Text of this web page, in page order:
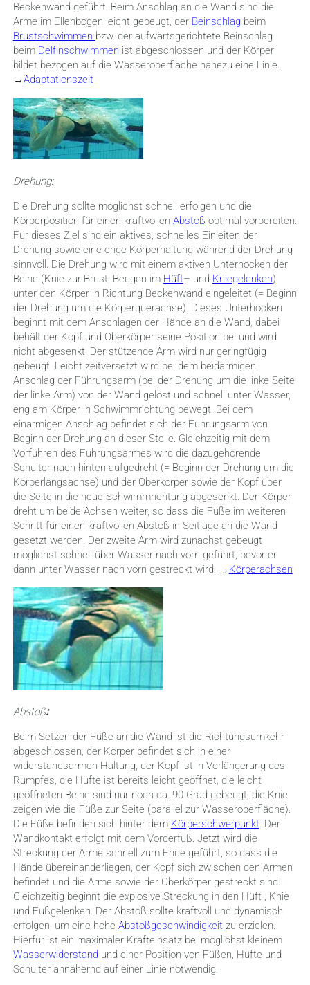
Beckenwand geführt. Beim Anschlag an die Wand sind die
Arme im Ellenbogen leicht gebeugt, der Beinschlag beim
Brustschwimmen bzw. der aufwärtsgerichtete Beinschlag
beim Delfinschwimmen ist abgeschlossen und der Körper
bildet bezogen auf die Wasseroberfläche nahezu eine Linie.
→Adaptationszeit
Drehung:
Die Drehung sollte möglichst schnell erfolgen und die
Körperposition für einen kraftvollen Abstoß optimal vorbereiten.
Für dieses Ziel sind ein aktives, schnelles Einleiten der
Drehung sowie eine enge Körperhaltung während der Drehung
sinnvoll. Die Drehung wird mit einem aktiven Unterhocken der
Beine (Knie zur Brust, Beugen im Hüft– und Kniegelenken)
unter den Körper in Richtung Beckenwand eingeleitet (= Beginn
der Drehung um die Körperquerachse). Dieses Unterhocken
beginnt mit dem Anschlagen der Hände an die Wand, dabei
behält der Kopf und Oberkörper seine Position bei und wird
nicht abgesenkt. Der stützende Arm wird nur geringfügig
gebeugt. Leicht zeitversetzt wird bei dem beidarmigen
Anschlag der Führungsarm (bei der Drehung um die linke Seite
der linke Arm) von der Wand gelöst und schnell unter Wasser,
eng am Körper in Schwimmrichtung bewegt. Bei dem
einarmigen Anschlag befindet sich der Führungsarm von
Beginn der Drehung an dieser Stelle. Gleichzeitig mit dem
Vorführen des Führungsarmes wird die dazugehörende
Schulter nach hinten aufgedreht (= Beginn der Drehung um die
Körperlängsachse) und der Oberkörper sowie der Kopf über
die Seite in die neue Schwimmrichtung abgesenkt. Der Körper
dreht um beide Achsen weiter, so dass die Füße im weiteren
Schritt für einen kraftvollen Abstoß in Seitlage an die Wand
gesetzt werden. Der zweite Arm wird zunächst gebeugt
möglichst schnell über Wasser nach vorn geführt, bevor er
dann unter Wasser nach vorn gestreckt wird. → Körperachsen
Abstoß:
Beim Setzen der Füße an die Wand ist die Richtungsumkehr
abgeschlossen, der Körper befindet sich in einer
widerstandsarmen Haltung, der Kopf ist in Verlängerung des
Rumpfes, die Hüfte ist bereits leicht geöffnet, die leicht
geöffneten Beine sind nur noch ca. 90 Grad gebeugt, die Knie
zeigen wie die Füße zur Seite (parallel zur Wasseroberfläche).
Die Füße befinden sich hinter dem Körperschwerpunkt. Der
Wandkontakt erfolgt mit dem Vorderfuß. Jetzt wird die
Streckung der Arme schnell zum Ende geführt, so dass die
Hände übereinanderliegen, der Kopf sich zwischen den Armen
befindet und die Arme sowie der Oberkörper gestreckt sind.
Gleichzeitig beginnt die explosive Streckung in den Hüft-, Knie-
und Fußgelenken. Der Abstoß sollte kraftvoll und dynamisch
erfolgen, um eine hohe Abstoßgeschwindigkeit zu erzielen.
Hierfür ist ein maximaler Krafteinsatz bei möglichst kleinem
Wasserwiderstand und einer Position von Füßen, Hüfte und
Schulter annähernd auf einer Linie notwendig.